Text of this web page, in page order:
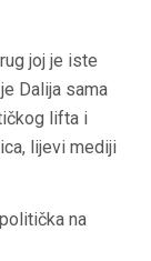
joj je iste
Dalija sama
lifta i
lijevi mediji
na